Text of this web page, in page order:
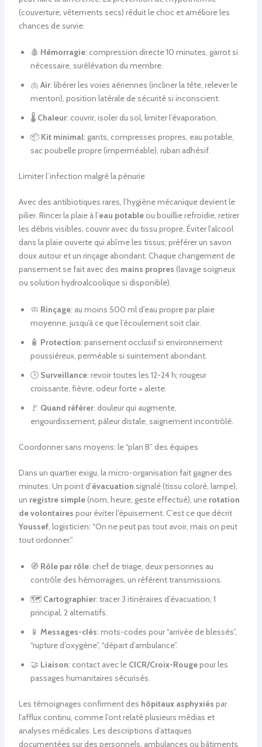
(couverture, vêtements secs) réduit le choc et améliore les
chances de survie.
🩸 Hémorragie: compression directe 10 minutes, garrot si
nécessaire, surélévation du membre.
🫁 Air: libérer les voies aériennes (incliner la tête, relever le
menton), position latérale de sécurité si inconscient.
🌡️ Chaleur: couvrir, isoler du sol, limiter l’évaporation.
📦 Kit minimal: gants, compresses propres, eau potable,
sac poubelle propre (imperméable), ruban adhésif.
Limiter l’infection malgré la pénurie
Avec des antibiotiques rares, l’hygiène mécanique devient le
pilier. Rincer la plaie à l’eau potableou bouillie refroidie, retirer
les débris visibles, couvrir avec du tissu propre. Éviter l’alcool
dans la plaie ouverte qui abîme les tissus; préférer un savon
doux autour et un rinçage abondant. Chaque changement de
pansement se fait avec des mains propres (lavage soigneux
ou solution hydroalcoolique si disponible).
🧼 Rinçage: au moins 500 ml d’eau propre par plaie
moyenne, jusqu’à ce que l’écoulement soit clair.
🧴 Protection: pansement occlusif si environnement
poussiéreux, perméable si suintement abondant.
🕒 Surveillance: revoir toutes les 12-24 h; rougeur
croissante, fièvre, odeur forte = alerte.
🚩 Quand référer: douleur qui augmente,
engourdissement, pâleur distale, saignement incontrôlé.
Coordonner sans moyens: le “plan B” des équipes
Dans un quartier exigu, la micro-organisation fait gagner des
minutes. Un point d’évacuation signalé (tissu coloré, lampe),
un registre simple(nom, heure, geste effectué), une rotation
de volontaires pour éviter l’épuisement. C’est ce que décrit
Youssef, logisticien: “On ne peut pas tout avoir, mais on peut
tout ordonner.”
🧭 Rôle par rôle: chef de triage, deux personnes au
contrôle des hémorragies, un référent transmissions.
🗺️ Cartographier: tracer 3 itinéraires d’évacuation; 1
principal, 2 alternatifs.
📱 Messages-clés: mots-codes pour “arrivée de blessés”,
“rupture d’oxygène”, “départ d’ambulance”.
🤝 Liaison: contact avec le CICR/Croix-Rougepour les
passages humanitaires sécurisés.
Les témoignages confirment des hôpitaux asphyxiés par
l’afflux continu, comme l’ont relaté plusieurs médias et
analyses médicales. Les descriptions d’attaques
documentées sur des personnels, ambulances ou bâtiments